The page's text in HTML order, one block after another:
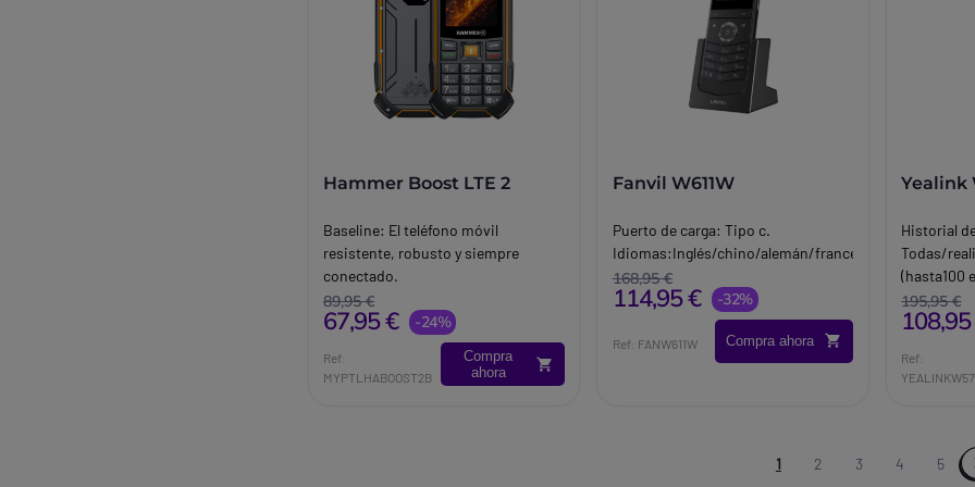
Hammer Boost LTE 2
Baseline: El teléfono móvil
resistente, robusto y siempre
conectado.
Brand:Hammer
89,95 €
67,95 € -24%
Ref:
MYPTLHABOOST2B
Compra
ahora
Fanvil W611W
Puerto de carga: Tipo c.
Idiomas:Inglés/chino/alemán/francés/italiano/
168,95 €
114,95 € -32%
Ref: FANW611W Compra ahora
Yealink
Historial
Todas/
(hasta100
de agenda
en la
5 niveles.
195,95 €
Ref:
1 2 3 4 5